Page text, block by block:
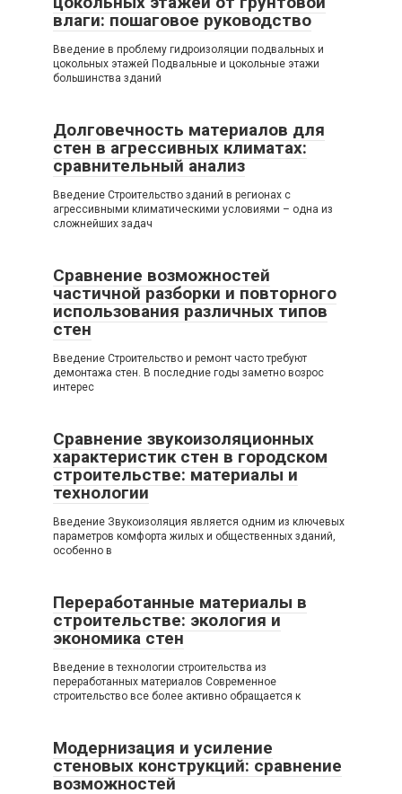
влаги: пошаговое руководство
Введение в проблему гидроизоляции подвальных и
цокольных этажей Подвальные и цокольные этажи
большинства зданий
Долговечность материалов для
стен в агрессивных климатах:
сравнительный анализ
Введение Строительство зданий в регионах с
агрессивными климатическими условиями – одна из
сложнейших задач
Сравнение возможностей
частичной разборки и повторного
использования различных типов
стен
Введение Строительство и ремонт часто требуют
демонтажа стен. В последние годы заметно возрос
интерес
Сравнение звукоизоляционных
характеристик стен в городском
строительстве: материалы и
технологии
Введение Звукоизоляция является одним из ключевых
параметров комфорта жилых и общественных зданий,
особенно в
Переработанные материалы в
строительстве: экология и
экономика стен
Введение в технологии строительства из
переработанных материалов Современное
строительство все более активно обращается к
Модернизация и усиление
стеновых конструкций: сравнение
возможностей